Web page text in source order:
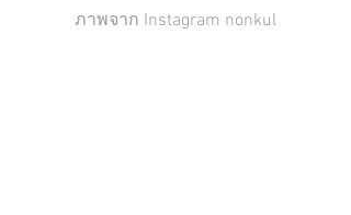
ภาพจาก Instagram nonkul